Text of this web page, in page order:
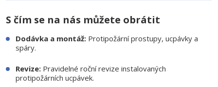
S čím se na nás můžete obrátit
Dodávka a montáž:Protipožární prostupy, ucpávky a
spáry.
Revize:Pravidelné roční revize instalovaných
protipožárních ucpávek.